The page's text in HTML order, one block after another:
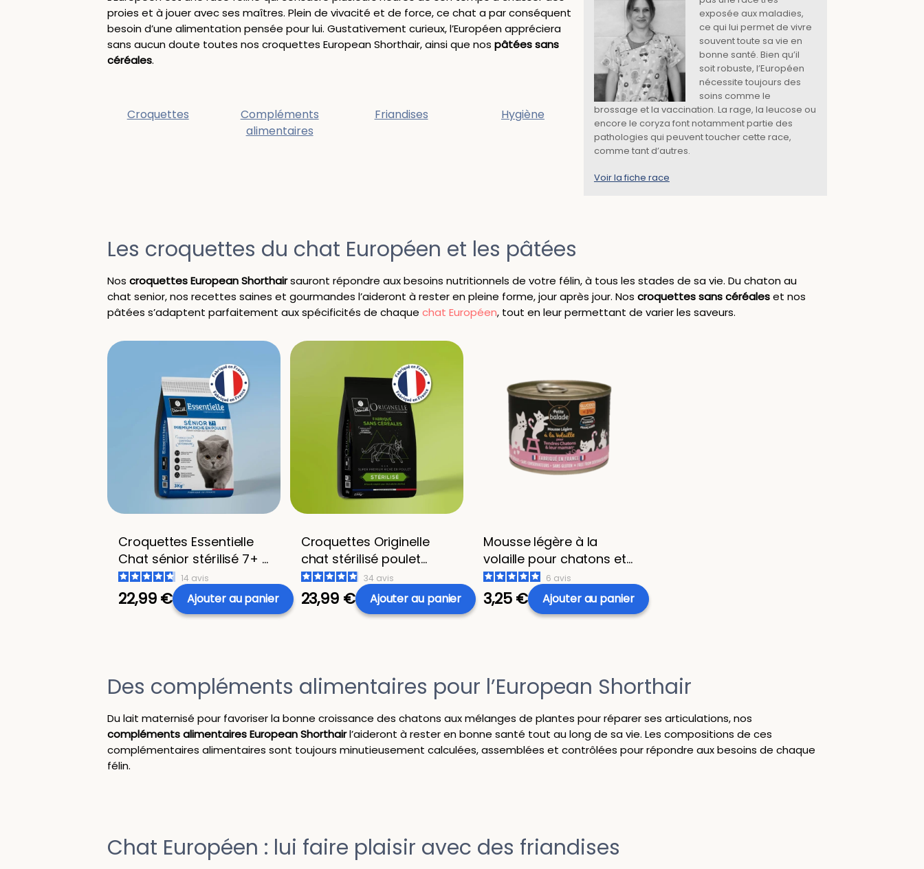
proies et à jouer avec ses maîtres. Plein de vivacité et de force, ce chat a par conséquent
besoin d’une alimentation pensée pour lui. Gustativement curieux, l’Européen appréciera
sans aucun doute toutes nos croquettes European Shorthair, ainsi que nospâtées sans
céréales.
Croquettes
Compléments
alimentaires
Friandises Hygiène
exposée aux maladies,
ce qui lui permet de vivre
souvent toute sa vie en
bonne santé. Bien qu’il
soit robuste, l’Européen
nécessite toujours des
soins comme le
brossage et la vaccination. La rage, la leucose ou
encore le coryza font notamment partie des
pathologies qui peuvent toucher cette race,
comme tant d’autres.
Voir la fiche race
Les croquettes du chat Européen et les pâtées
Noscroquettes European Shorthairsauront répondre aux besoins nutritionnels de votre félin, à tous les stades de sa vie. Du chaton au
chat senior, nos recettes saines et gourmandes l’aideront à rester en pleine forme, jour après jour. Noscroquettes sans céréaleset nos
pâtées s’adaptent parfaitement aux spécificités de chaquechat Européen, tout en leur permettant de varier les saveurs.
Croquettes Essentielle
Chat sénior stérilisé 7+ -
au poulet 3 kg
14 avis
22,99 € Ajouterau panier
Croquettes Originelle
chat stérilisé poulet
sans céréales - 2,5 kg
34 avis
23,99 € Ajouterau panier
Mousse légère à la
volaille pour chatons et
leur maman 200g -
Humide "Petite balade"
6 avis
3,25 € Ajouterau panier
Des compléments alimentaires pour l’European Shorthair
Du lait maternisé pour favoriser la bonne croissance des chatons aux mélanges de plantes pour réparer ses articulations, nos
compléments alimentaires European Shorthairl’aideront à rester en bonne santé tout au long de sa vie. Les compositions de ces
complémentaires alimentaires sont toujours minutieusement calculées, assemblées et contrôlées pour répondre aux besoins de chaque
félin.
Chat Européen : lui faire plaisir avec des friandises